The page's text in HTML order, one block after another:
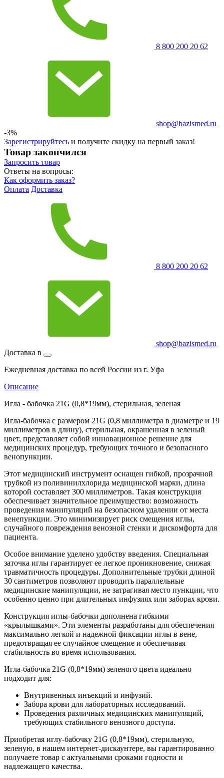
8 800 200 20 62
shop@bazismed.ru
-3%
Зарегистрируйтесь и получите скидку на первый заказ!
Товар закончился
Запросить товар
Ответы на вопросы:
Как оформить заказ?
Оплата Доставка
8 800 200 20 62
shop@bazismed.ru
Доставка в
Ежедневная доставка по всей России из г. Уфа
Описание
Игла - бабочка 21G (0,8*19мм), стерильная, зеленая
Игла-бабочка с размером 21G (0,8 миллиметра в диаметре и 19
миллиметров в длину), стерильная, окрашенная в зеленый
цвет, представляет собой инновационное решение для
медицинских процедур, требующих точного и безопасного
венопункции.
Этот медицинский инструмент оснащен гибкой, прозрачной
трубкой из поливинилхлорида медицинской марки, длина
которой составляет 300 миллиметров. Такая конструкция
обеспечивает значительное преимущество: возможность
проведения манипуляций на безопасном удалении от места
венепункции. Это минимизирует риск смещения иглы,
случайного повреждения венозной стенки и дискомфорта для
пациента.
Особое внимание уделено удобству введения. Специальная
заточка иглы гарантирует ее легкое проникновение, снижая
травматичность процедуры. Дополнительные трубки длиной
30 сантиметров позволяют проводить параллельные
медицинские манипуляции, не затрагивая место пункции, что
особенно ценно при длительных инфузиях или заборах крови.
Конструкция иглы-бабочки дополнена гибкими
«крылышками». Эти элементы разработаны для обеспечения
максимально легкой и надежной фиксации иглы в вене,
предотвращая ее случайное смещение и обеспечивая
стабильность во время использования.
Игла-бабочка 21G (0,8*19мм) зеленого цвета идеально
подходит для:
Внутривенных инъекций и инфузий.
Забора крови для лабораторных исследований.
Проведения различных медицинских манипуляций,
требующих стабильного венозного доступа.
Приобретая иглу-бабочку 21G (0,8*19мм), стерильную,
зеленую, в нашем интернет-дискаунтере, вы гарантированно
получаете товар с актуальными сроками годности и
надлежащего качества.